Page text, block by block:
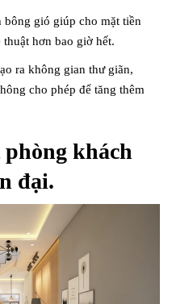
gió giúp cho mặt tiền
hơn bao giờ hết.
ra không gian thư giãn,
cho phép để tăng thêm
khách
đại.